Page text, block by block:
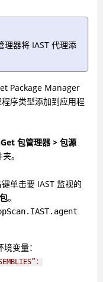
器将 IAST 代理添
Package Manager
序类型添加到应用程
包管理器 > 包源
。
单击要 IAST 监视的
。
变量：
：